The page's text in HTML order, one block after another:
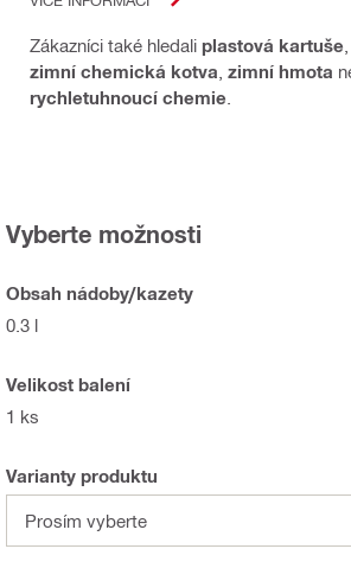
Zákazníci také hledali plastová kartuše
zimní chemická kotva zimní hmota
rychletuhnoucí chemie
Vyberte možnosti
Obsah nádoby/kazety
0.3 l
Velikost balení
1 ks
Varianty produktu
Prosím vyberte